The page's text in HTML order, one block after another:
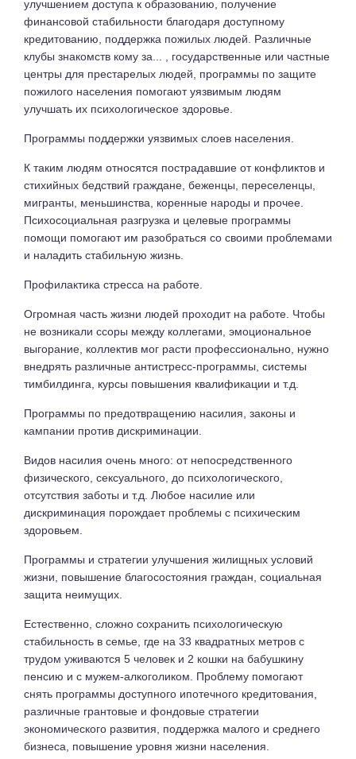
улучшением доступа к образованию, получение
финансовой стабильности благодаря доступному
кредитованию, поддержка пожилых людей. Различные
клубы знакомств кому за... , государственные или частные
центры для престарелых людей, программы по защите
пожилого населения помогают уязвимым людям
улучшать их психологическое здоровье.
Программы поддержки уязвимых слоев населения.
К таким людям относятся пострадавшие от конфликтов и
стихийных бедствий граждане, беженцы, переселенцы,
мигранты, меньшинства, коренные народы и прочее.
Психосоциальная разгрузка и целевые программы
помощи помогают им разобраться со своими проблемами
и наладить стабильную жизнь.
Профилактика стресса на работе.
Огромная часть жизни людей проходит на работе. Чтобы
не возникали ссоры между коллегами, эмоциональное
выгорание, коллектив мог расти профессионально, нужно
внедрять различные антистресс-программы, системы
тимбилдинга, курсы повышения квалификации и т.д.
Программы по предотвращению насилия, законы и
кампании против дискриминации.
Видов насилия очень много: от непосредственного
физического, сексуального, до психологического,
отсутствия заботы и т.д. Любое насилие или
дискриминация порождает проблемы с психическим
здоровьем.
Программы и стратегии улучшения жилищных условий
жизни, повышение благосостояния граждан, социальная
защита неимущих.
Естественно, сложно сохранить психологическую
стабильность в семье, где на 33 квадратных метров с
трудом уживаются 5 человек и 2 кошки на бабушкину
пенсию и с мужем-алкоголиком. Проблему помогают
снять программы доступного ипотечного кредитования,
различные грантовые и фондовые стратегии
экономического развития, поддержка малого и среднего
бизнеса, повышение уровня жизни населения.